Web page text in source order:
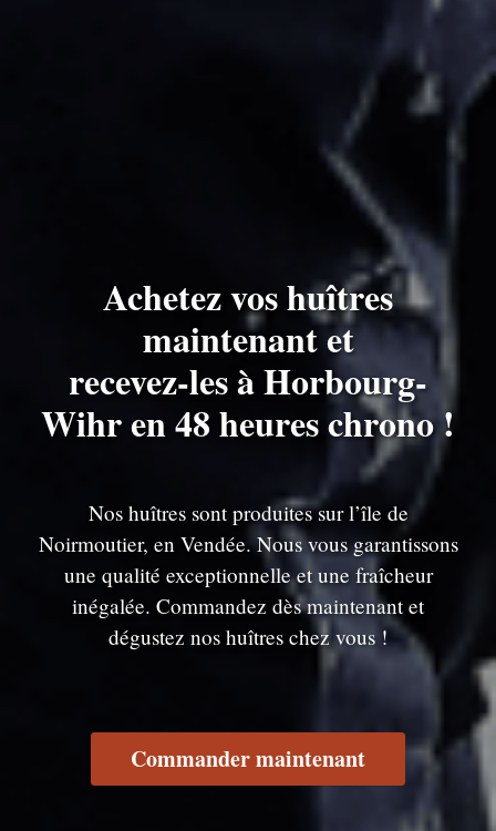
Achetez vos huîtres
maintenant et
recevez-les à Horbourg-
Wihr en 48 heures chrono !
Nos huîtres sont produites sur l’île de
Noirmoutier, en Vendée. Nous vous garantissons
une qualité exceptionnelle et une fraîcheur
inégalée. Commandez dès maintenant et
dégustez nos huîtres chez vous !
Commander maintenant